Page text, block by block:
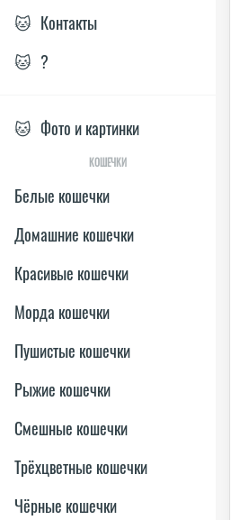
🐱 Контакты
🐱 ?
🐱 Фото и картинки
КОШЕЧКИ
Белые кошечки
Домашние кошечки
Красивые кошечки
Морда кошечки
Пушистые кошечки
Рыжие кошечки
Смешные кошечки
Трёхцветные кошечки
Чёрные кошечки